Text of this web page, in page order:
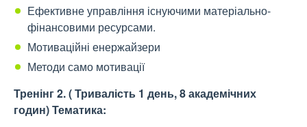
Ефективне управління існуючими матеріально-
фінансовими ресурсами.
Мотиваційні енержайзери
Методи само мотивації
Тренінг 2. ( Тривалість 1 день, 8 академічних
годин)Тематика: